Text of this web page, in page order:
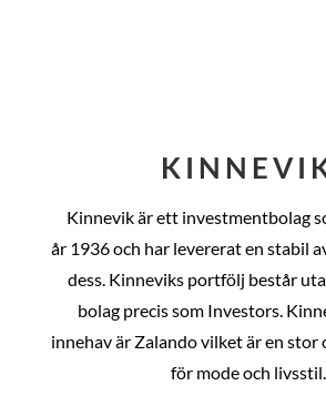
Kinnevik är ett investmentbolag
år 1936 och har levererat en stabil
dess. Kinneviks portfölj består
bolag precis som Investors.
innehav är Zalando vilket är en
för mode och livsstil.